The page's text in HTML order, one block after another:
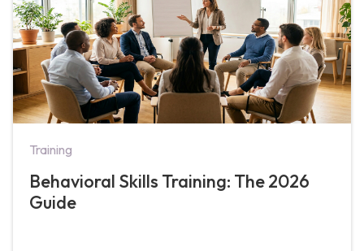
Training
Behavioral Skills Training: The 2026
Guide